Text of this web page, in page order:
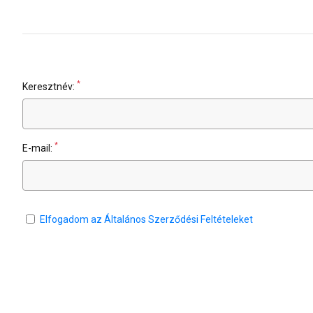
Keresztnév: *
E-mail: *
Elfogadom az Általános Szerződési Feltételeket